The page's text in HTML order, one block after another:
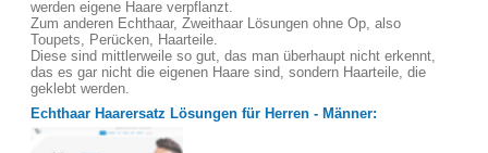
werden eigene Haare verpflanzt.
Zum anderen Echthaar, Zweithaar Lösungen ohne Op, also
Toupets, Perücken, Haarteile.
Diese sind mittlerweile so gut, das man überhaupt nicht erkennt,
das es gar nicht die eigenen Haare sind, sondern Haarteile, die
geklebt werden.
Echthaar Haarersatz Lösungen für Herren - Männer: